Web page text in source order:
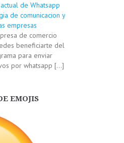
de Whatsapp
de comunicacion y
empresas
de comercio
beneficiarte del
para enviar
por whatsapp […]
EMOJIS